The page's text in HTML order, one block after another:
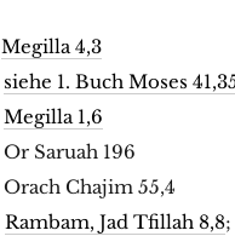
Megilla 4,3
siehe 1. Buch Moses
Megilla 1,6
Or Saruah 196
Orach Chajim 55,4
Rambam, Jad Tfillah 8,8;